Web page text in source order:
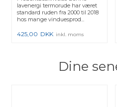
lavenergi termorude har været
standard ruden fra 2000 til 2018
hos mange vinduesprod...
425,00 DKK inkl. moms
Dine